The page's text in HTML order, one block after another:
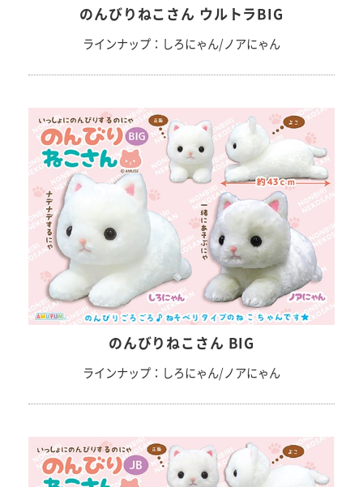
のんびりねこさん ウルトラBIG
ラインナップ：しろにゃん/ノアにゃん
のんびりねこさん BIG
ラインナップ：しろにゃん/ノアにゃん